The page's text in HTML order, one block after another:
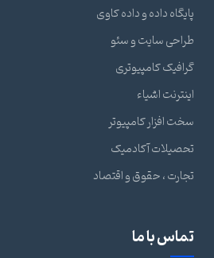
پایگاه داده و داده کاوی
طراحی سایت و سئو
گرافیک کامپیوتری
اینترنت اشیاء
سخت افزار کامپیوتر
تحصیلات آکادمیک
تجارت ، حقوق و اقتصاد
تماس با ما